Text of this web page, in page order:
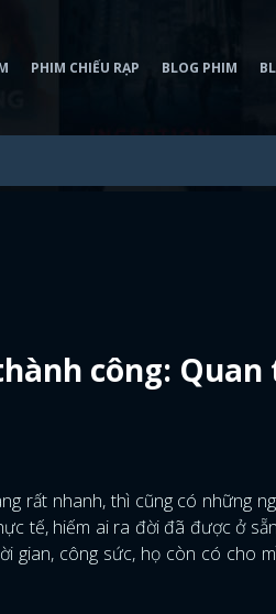
PHIM CHIẾU RẠP BLOG PHIM
công:
rất nhanh, thì cũng có những
tế, hiếm ai ra đời đã được ở
gian, công sức, họ còn có cho